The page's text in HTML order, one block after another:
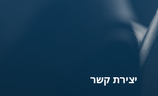
יצירת קשר